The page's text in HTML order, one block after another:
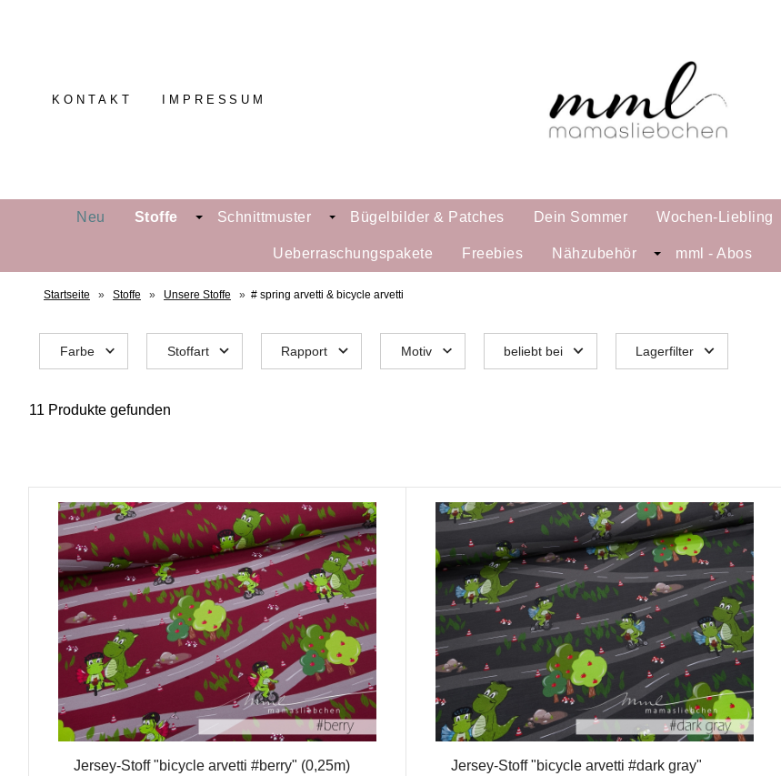
KONTAKT IMPRESSUM
Neu Stoffe Schnittmuster Bügelbilder & Patches Dein Sommer Wochen-Liebling
Ueberraschungspakete Freebies Nähzubehör mml - Abos
Startseite » Stoffe » Unsere Stoffe » # spring arvetti & bicycle arvetti
Farbe Stoffart Rapport Motiv beliebt bei Lagerfilter
11 Produkte gefunden
Jersey-Stoff "bicycle arvetti #berry" (0,25m)
Jersey-Stoff "bicycle arvetti #dark gray"